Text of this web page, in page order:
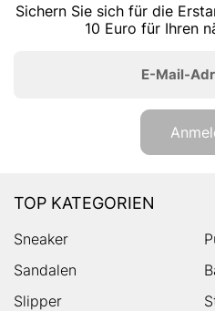
Sichern Sie sich für die
10 Euro für Ihren
E-Mail-
TOP KATEGORIEN
Sneaker
Sandalen
Slipper